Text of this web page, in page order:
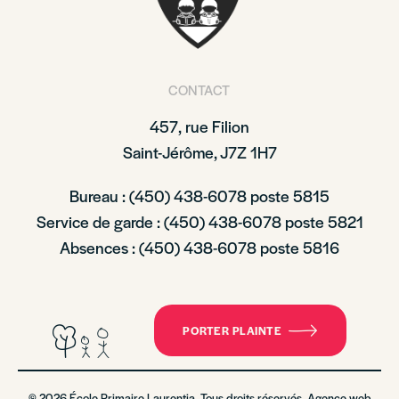
CONTACT
457, rue Filion
Saint-Jérôme, J7Z 1H7
Bureau : (450) 438-6078 poste 5815
Service de garde : (450) 438-6078 poste 5821
Absences : (450) 438-6078 poste 5816
PORTER PLAINTE